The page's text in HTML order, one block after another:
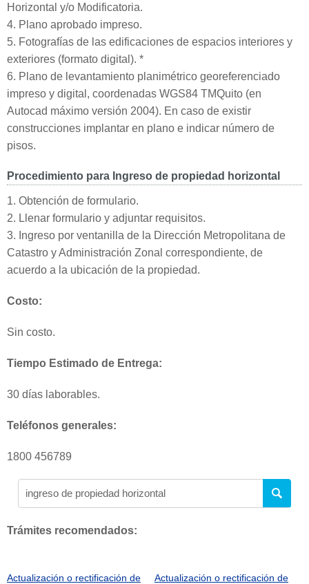
Horizontal y/o Modificatoria.
4. Plano aprobado impreso.
5. Fotografías de las edificaciones de espacios interiores y
exteriores (formato digital). *
6. Plano de levantamiento planimétrico georeferenciado
impreso y digital, coordenadas WGS84 TMQuito (en
Autocad máximo versión 2004). En caso de existir
construcciones implantar en plano e indicar número de
pisos.
Procedimiento para Ingreso de propiedad horizontal
1. Obtención de formulario.
2. Llenar formulario y adjuntar requisitos.
3. Ingreso por ventanilla de la Dirección Metropolitana de
Catastro y Administración Zonal correspondiente, de
acuerdo a la ubicación de la propiedad.
Costo:
Sin costo.
Tiempo Estimado de Entrega:
30 días laborables.
Teléfonos generales:
1800 456789
Trámites recomendados:
Actualización o rectificación de
Actualización o rectificación de